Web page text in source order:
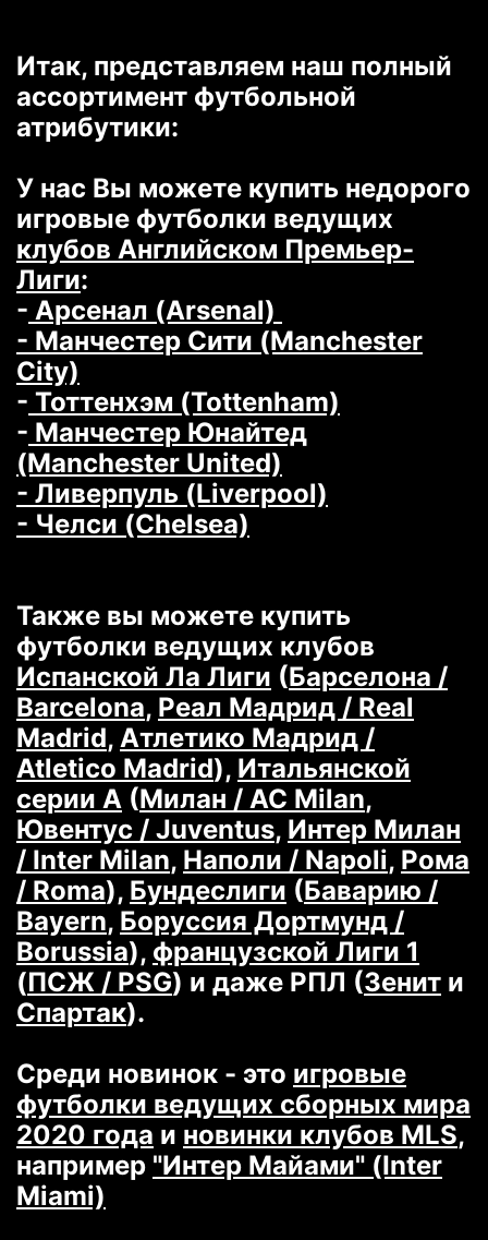
Итак, представляем наш полный
ассортимент футбольной
атрибутики:
У нас Вы можете купить недорого
игровые футболки ведущих
клубов Английском Премьер-
Лиги:
- Арсенал (Arsenal)
- Манчестер Сити (Manchester
City)
- Тоттенхэм (Tottenham)
- Манчестер Юнайтед
(Manchester United)
- Ливерпуль (Liverpool)
- Челси (Chelsea)
Также вы можете купить
футболки ведущих клубов
Испанской Ла Лиги (Барселона /
Barcelona, Реал Мадрид / Real
Madrid, Атлетико Мадрид /
Atletico Madrid), Итальянской
серии А (Милан / AC Milan,
Ювентус / Juventus, Интер Милан
/ Inter Milan, Наполи / Napoli, Рома
/ Roma), Бундеслиги (Баварию /
Bayern, Боруссия Дортмунд /
Borussia), французской Лиги 1
(ПСЖ / PSG) и даже РПЛ (Зенит и
Спартак).
Среди новинок - это игровые
футболки ведущих сборных мира
2020 года и новинки клубов MLS,
например "Интер Майами" (Inter
Miami)